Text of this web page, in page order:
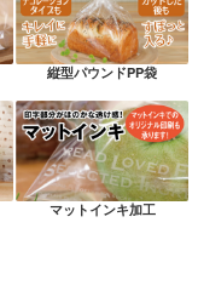
縦型パウンドPP袋
マットインキ加工